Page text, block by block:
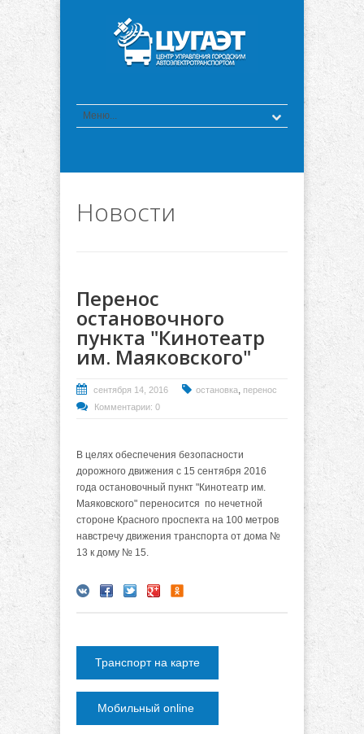
Новости
Перенос
остановочного
пункта "Кинотеатр
им. Маяковского"
сентября 14, 2016 остановка, перенос
Комментарии: 0
В целях обеспечения безопасности
дорожного движения с 15 сентября 2016
года остановочный пункт "Кинотеатр им.
Маяковского" переносится по нечетной
стороне Красного проспекта на 100 метров
навстречу движения транспорта от дома №
13 к дому № 15.
Транспорт на карте
Мобильный online